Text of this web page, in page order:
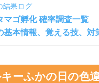
結果ログ
マゴ孵化 確率調査一覧
基本情報、覚える技、対
ーふかの日の色